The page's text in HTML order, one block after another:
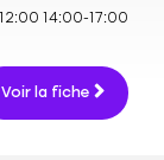
14:00-17:00
Voir la fiche